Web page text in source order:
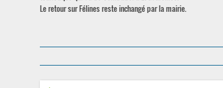
Le retour sur Félines reste inchangé par la mairie.